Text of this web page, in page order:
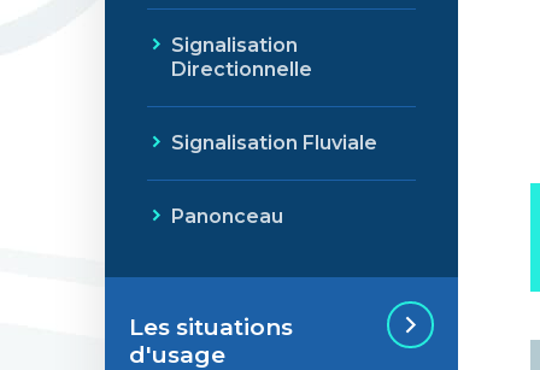
Signalisation
Directionnelle
Signalisation Fluviale
Panonceau
Les situations
d'usage